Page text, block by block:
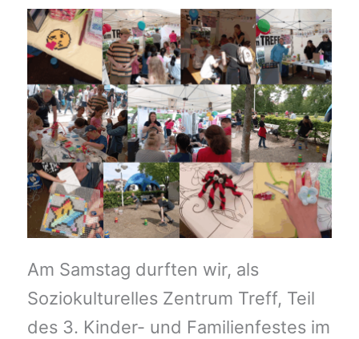
Am Samstag durften wir, als
Soziokulturelles Zentrum Treff, Teil
des 3. Kinder- und Familienfestes im